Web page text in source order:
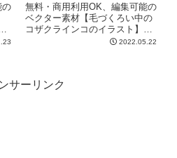
の
無料・商用利用OK、編集可能の
ベクター素材【毛づくろい中の
コザクラインコのイラスト】で
2022.05.22
サーリンク